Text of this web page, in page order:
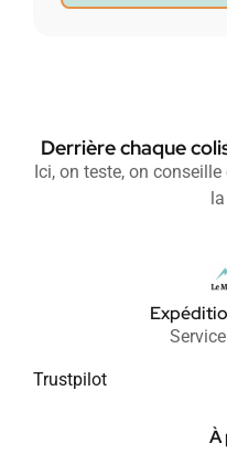
Derrière chaque
Ici, on teste, on
Trustpilot
À